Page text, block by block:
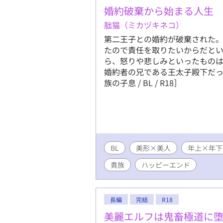
婚約破棄から始まる人生
朏猫（ミカヅキネコ）
第二王子との婚約が破棄された
たので責任を取りたいからだと
ら、怒りや悲しみといったもの
婚約者の兄である王太子殿下だ
族の子息 / BL / R18］
BL 美形×美人
年上×年下
貴族
ハッピーエンド
長編 完結 R18
美麗エルフは鬼畜極道に